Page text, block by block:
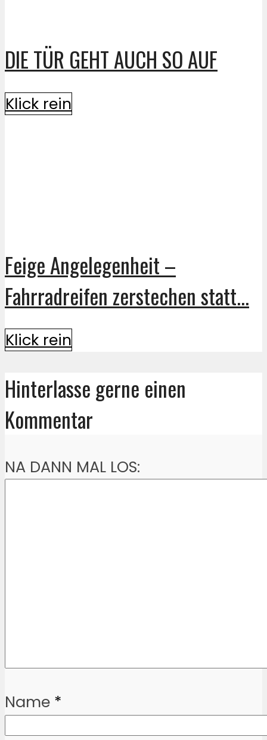
DIE TÜR GEHT AUCH SO AUF
Klick rein
Feige Angelegenheit –
Fahrradreifen zerstechen statt...
Klick rein
Hinterlasse gerne einen
Kommentar
NA DANN MAL LOS:
Name *